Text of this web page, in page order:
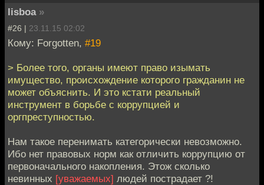
lisboa »
#26 | 23.11.15 02:02
Кому: Forgotten, #19
> Более того, органы имеют право изымать
имущество, происхождение которого гражданин не
может объяснить. И это кстати реальный
инструмент в борьбе с коррупцией и
оргпреступностью.
Нам такое перенимать категорически невозможно.
Ибо нет правовых норм как отличить коррупцию от
первоначального накопления. Этож сколько
невинных [уважаемых] людей пострадает ?!